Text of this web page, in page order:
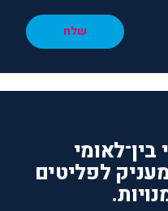
שלח
לפליטים